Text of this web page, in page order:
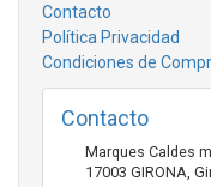
Contacto
Política Privacidad
Condiciones de
Contacto
Marques Caldes
17003 GIRONA